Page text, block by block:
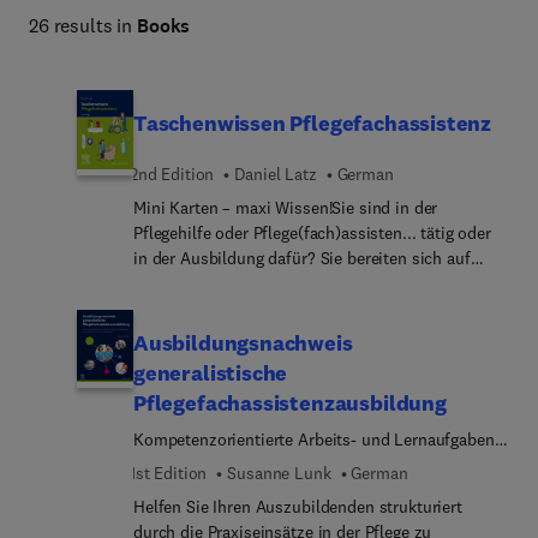
26 results in Books
Taschenwissen Pflegefachassistenz
2nd Edition Daniel Latz
German
Mini Karten – maxi Wissen!Sie sind in der
Pflegehilfe oder Pflege(fach)assisten... tätig oder
in der Ausbildung dafür? Sie bereiten sich auf
dort? Dann hilft Ihnen Taschenwissen
Pflegefachassistenz bei vielen Fragen, die Ihnen in
Ihrem Arbeitsbereich begegnen können, z. B. zu
den Themen Körperpflege, Pflegedokumentation,
Hin- und Weglauftendenz, Notfall, Vitalzeichen.
reduziert sowie übersichtlich strukturiert mit
Abbildungen, Tabellen und Schemata liefert jede
Ausbildungsnachweis
generalistische
Pflegefachassistenzausbildung
Kompetenzorientierte Arbeits- und Lernaufgaben
durchführen und dokumentieren
1st Edition Susanne Lunk
German
Helfen Sie Ihren Auszubildenden strukturiert
durch die Praxiseinsätze in der Pflege zu